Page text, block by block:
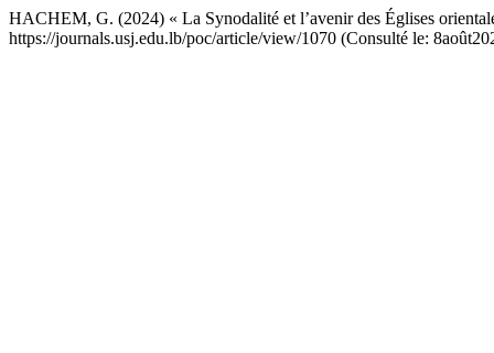
HACHEM, G. (2024) « La Synodalité et l’avenir des Églises
https://journals.usj.edu.lb/poc/article/view/1070 (Consulté le: